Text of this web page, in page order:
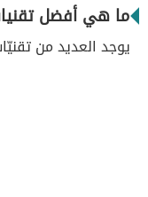
ما هي أفضل
يوجد العديد من